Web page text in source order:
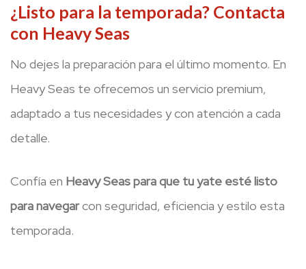
¿Listo para la temporada? Contacta
con Heavy Seas
No dejes la preparación para el último momento. En
Heavy Seas te ofrecemos un servicio premium,
adaptado a tus necesidades y con atención a cada
detalle.
Confía en Heavy Seas para que tu yate esté listo
para navegarcon seguridad, eficiencia y estilo esta
temporada.